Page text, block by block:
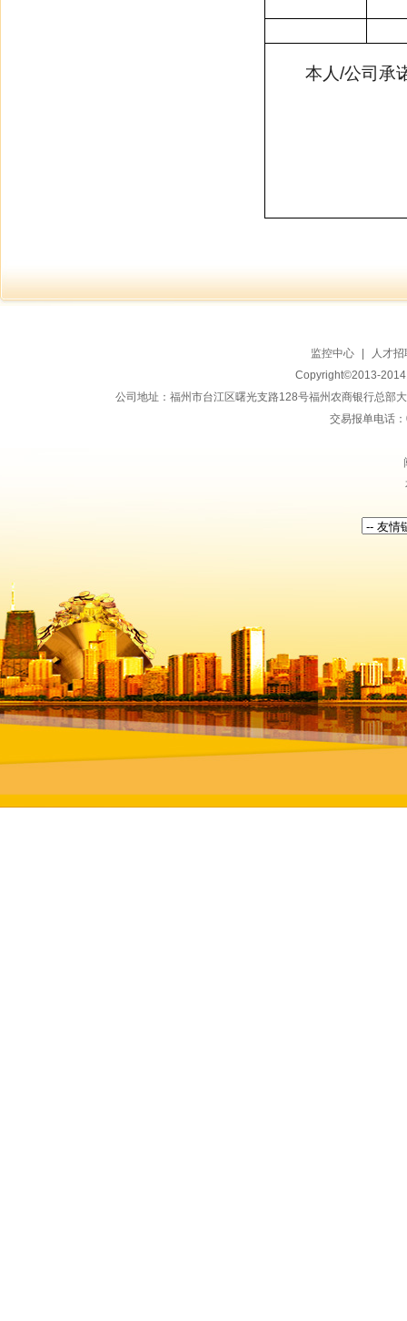
本人/公司承
监控中心
人才招
Copyright©2013-
公司地址：福州市台江区曙光支路128号福州农商银行总
交易报单电话